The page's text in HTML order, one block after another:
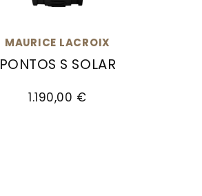
MAURICE LACROIX
PONTOS S SOLAR
1.190,00 €